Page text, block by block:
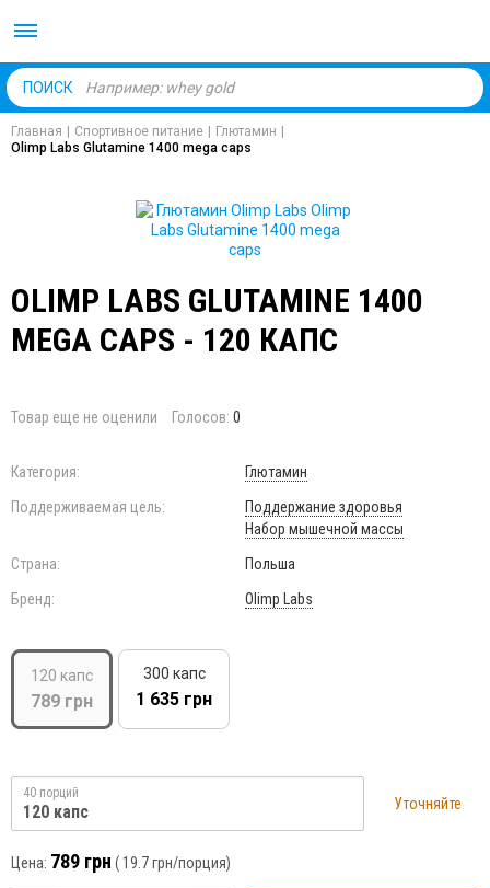
ПОИСК
Главная Спортивное питание Глютамин
Olimp Labs Glutamine 1400 mega caps
OLIMP LABS GLUTAMINE 1400
MEGA CAPS - 120 КАПС
Товар еще не оценили Голосов: 0
Категория:
Глютамин
Поддерживаемая цель:
Поддержание здоровья
Набор мышечной массы
Страна:
Польша
Бренд:
Olimp Labs
120 капс
789 грн
300 капс
1 635 грн
40 порций
120 капс Уточняйте
Цена: 789 грн ( 19.7 грн/порция)